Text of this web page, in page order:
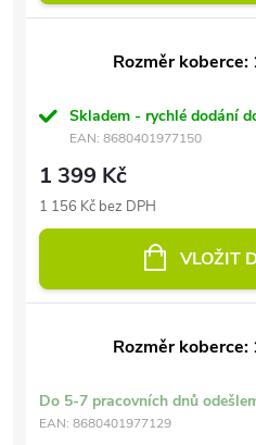
Rozměr
Skladem - rychlé dodání
EAN: 8680401977150
1 399 Kč
1 156 Kč bez DPH
VLOŽIT
Rozměr
Do 5-7 pracovních dnů
EAN: 8680401977129